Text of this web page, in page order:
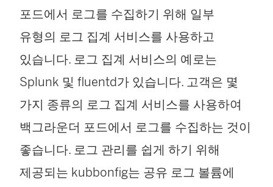
포드에서 로그를 수집하기 위해 일부
유형의 로그 집계 서비스를 사용하고
있습니다. 로그 집계 서비스의 예로는
Splunk 및 fluentd가 있습니다. 고객은 몇
가지 종류의 로그 집계 서비스를 사용하여
백그라운더 포드에서 로그를 수집하는 것이
좋습니다. 로그 관리를 쉽게 하기 위해
제공되는 kubbonfig는 공유 로그 볼륨에